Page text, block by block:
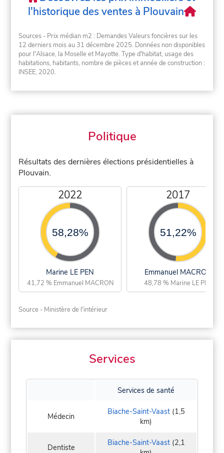
l'historique des ventes à Plouvain
Sources - Prix médian m2 : Demandes Valeurs foncières sur les
12 derniers mois au 31 décembre 2025. Données non disponibles
pour l'Alsace, la Moselle et Mayotte. Type d'habitat, usage des
habitations, habitants, nombre de pièces et année de construction :
INSEE, 2020.
Politique
Résultats des dernières élections présidentielles à
Plouvain.
2022
58,28%
Marine LE PEN
41,72 % Emmanuel MACRON
2017
51,22%
Emmanuel MACRON
48,78 % Marine LE PEN
Source - Ministère de l'intérieur
Services
Services de santé
Médecin Biache-Saint-Vaast(1,5
km)
Dentiste Biache-Saint-Vaast(2,1